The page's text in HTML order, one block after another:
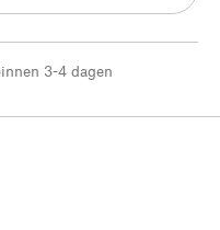
3-4 dagen